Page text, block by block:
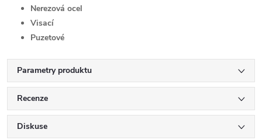
Nerezová ocel
Visací
Puzetové
Parametry produktu
Recenze
Diskuse